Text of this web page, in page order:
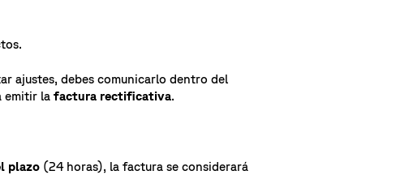
ajustes, debes comunicarlo dentro del
emitir la factura rectificativa.
plazo (24 horas), la factura se considerará